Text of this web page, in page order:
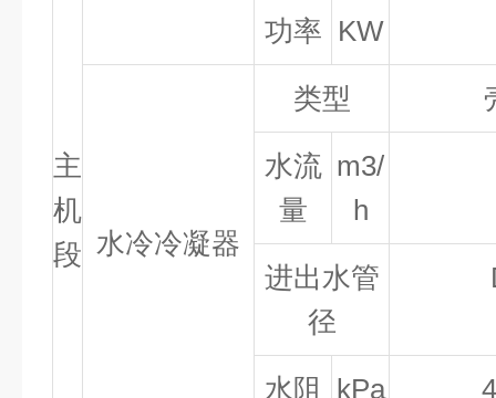
主
机
段
功率 KW
水冷冷凝器
类型
水流
量
m3/
h
进出水管
径
水阻 kPa